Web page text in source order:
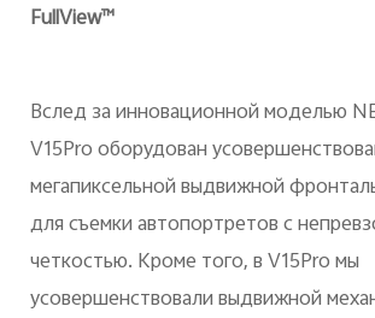
FullView™
Вслед за инновационной моделью
V15Pro оборудован
мегапиксельной выдвижной
для съемки автопортретов с
четкостью. Кроме того, в V15Pro мы
усовершенствовали выдвижной